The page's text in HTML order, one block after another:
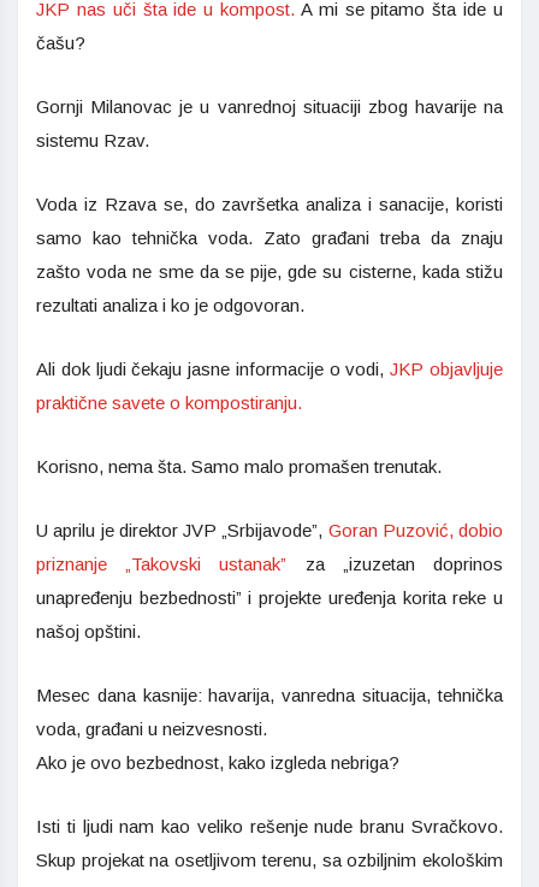
JKP nas uči šta ide u kompost. A mi se pitamo šta ide u
čašu?
Gornji Milanovac je u vanrednoj situaciji zbog havarije na
sistemu Rzav.
Voda iz Rzava se, do završetka analiza i sanacije, koristi
samo kao tehnička voda. Zato građani treba da znaju
zašto voda ne sme da se pije, gde su cisterne, kada stižu
rezultati analiza i ko je odgovoran.
Ali dok ljudi čekaju jasne informacije o vodi,JKP objavljuje
praktične savete o kompostiranju.
Korisno, nema šta. Samo malo promašen trenutak.
U aprilu je direktor JVP „Srbijavode”, Goran Puzović, dobio
priznanje „Takovski ustanak” za „izuzetan doprinos
unapređenju bezbednosti” i projekte uređenja korita reke u
našoj opštini.
Mesec dana kasnije: havarija, vanredna situacija, tehnička
voda, građani u neizvesnosti.
Ako je ovo bezbednost, kako izgleda nebriga?
Isti ti ljudi nam kao veliko rešenje nude branu Svračkovo.
Skup projekat na osetljivom terenu, sa ozbiljnim ekološkim